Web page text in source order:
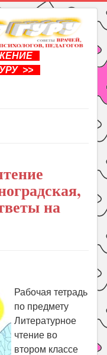
>>
на
Рабочая тетрадь
по предмету
Литературное
чтение во
втором классе